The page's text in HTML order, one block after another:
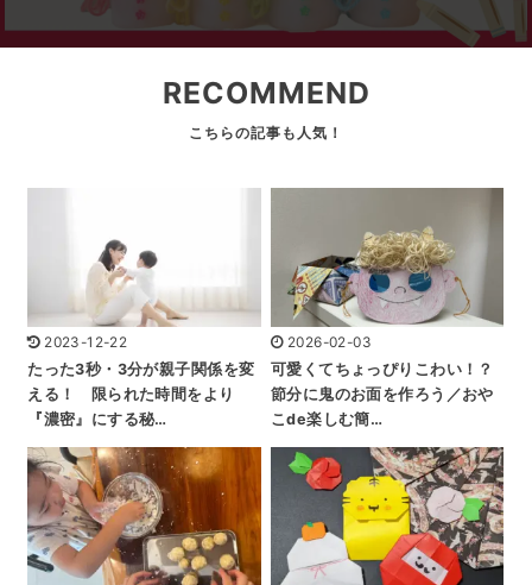
RECOMMEND
2023-12-22
たった3秒・3分が親子関係を変
える！ 限られた時間をより
『濃密』にする秘…
2026-02-03
可愛くてちょっぴりこわい！？
節分に鬼のお面を作ろう／おや
こde楽しむ簡…